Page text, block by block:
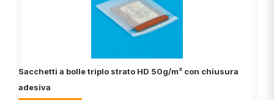
Sacchetti a bolle triplo strato HD 50g/m² con chiusura
adesiva